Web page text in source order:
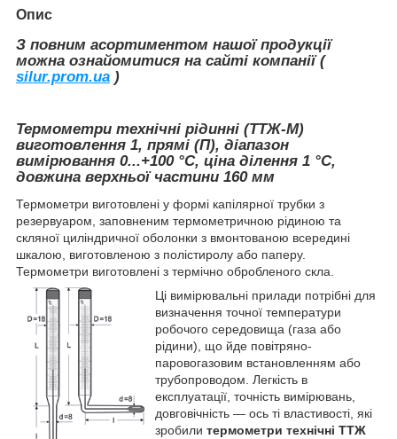
Опис
З повним асортиментом нашої продукції
можна ознайомитися на сайті компанії(
silur.prom.ua )
Термометри технічні рідинні (ТТЖ-М)
виготовлення 1, прямі (П), діапазон
вимірювання 0...+100 °С, ціна ділення 1 °С,
довжина верхньої частини 160 мм
Термометри виготовлені у формі капілярної трубки з
резервуаром, заповненим термометричною рідиною та
скляної циліндричної оболонки з вмонтованою всередині
шкалою, виготовленою з полістиролу або паперу.
Термометри виготовлені з термічно обробленого скла.
Ці вимірювальні прилади потрібні для
визначення точної температури
робочого середовища (газа або
рідини), що йде повітряно-
паровогазовим встановленням або
трубопроводом. Легкість в
експлуатації, точність вимірювань,
довговічність — ось ті властивості, які
зробили термометри технічні ТТЖ